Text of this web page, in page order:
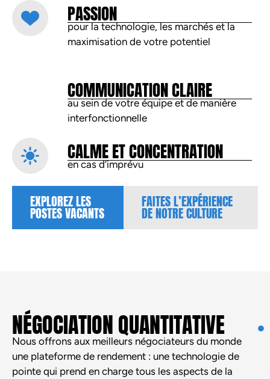
PASSION
pour la technologie, les marchés et la
maximisation de votre potentiel
COMMUNICATION CLAIRE
au sein de votre équipe et de manière
interfonctionnelle
CALME ET CONCENTRATION
en cas d’imprévu
EXPLOREZ LES
POSTES VACANTS
FAITES L’EXPÉRIENCE
DE NOTRE CULTURE
NÉGOCIATION QUANTITATIVE
Nous offrons aux meilleurs négociateurs du monde
une plateforme de rendement : une technologie de
pointe qui prend en charge tous les aspects de la